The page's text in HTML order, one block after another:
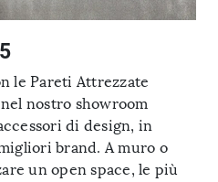
le Pareti Attrezzate
nostro showroom
di design, in
brand. A muro o
un open space, le più